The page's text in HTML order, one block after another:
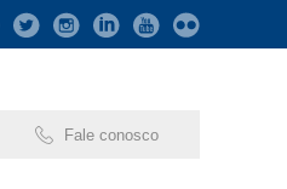
Fale conosco